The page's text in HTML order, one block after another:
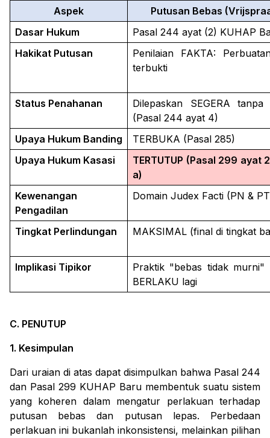
Aspek
Putusan Bebas
Dasar Hukum
Pasal 244 ayat (2) KUHAP
Hakikat Putusan
Penilaian FAKTA:
terbukti
Status Penahanan
Dilepaskan SEGERA tanpa
(Pasal 244 ayat 4)
Upaya Hukum Banding
TERBUKA (Pasal 285)
Upaya Hukum Kasasi
TERTUTUP (Pasal 299 ayat
a)
Kewenangan
Pengadilan
Domain Judex Facti (PN &
Tingkat Perlindungan MAKSIMAL (final di tingkat
Implikasi Tipikor
Praktik "bebas tidak murni"
BERLAKU lagi
C. PENUTUP
1. Kesimpulan
Dari uraian di atas dapat disimpulkan bahwa Pasal 244
dan Pasal 299 KUHAP Baru membentuk suatu sistem
yang koheren dalam mengatur perlakuan terhadap
putusan bebas dan putusan lepas. Perbedaan
perlakuan ini bukanlah inkonsistensi, melainkan pilihan